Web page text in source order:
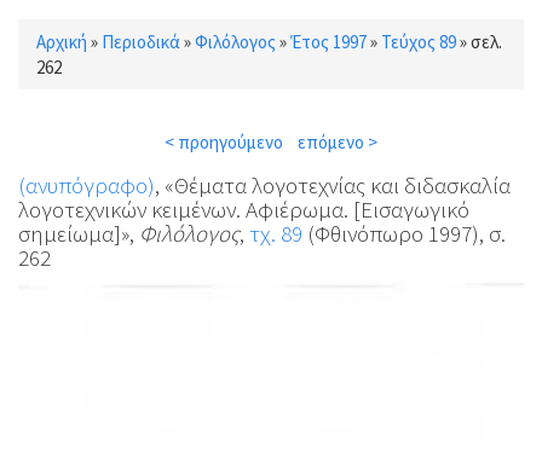
Είστε εδώ
Αρχική » Περιοδικά»Φιλόλογος »Έτος 1997» Τεύχος 89»σελ.
262
< προηγούμενο επόμενο >
(ανυπόγραφο), «Θέματα λογοτεχνίας και διδασκαλία
λογοτεχνικών κειμένων. Αφιέρωμα. [Εισαγωγικό
σημείωμα]», Φιλόλογος, τχ. 89 (Φθινόπωρο 1997), σ.
262